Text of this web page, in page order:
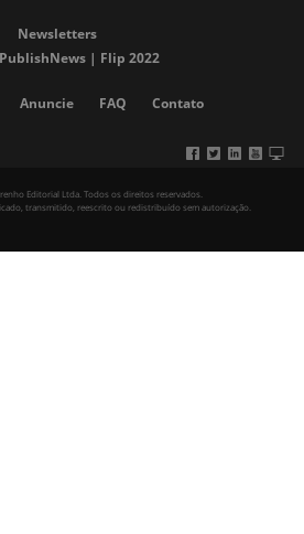
Newsletters
| Flip 2022
Anuncie FAQ Contato
Editorial Ltda. Todos os direitos reservados.
transmitido, reescrito ou redistribuído sem autorização.